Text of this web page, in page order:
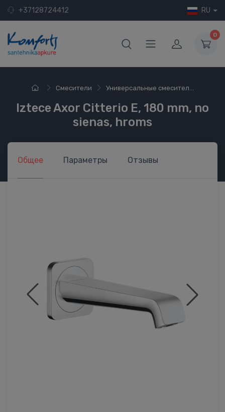
+37128724412 RU
0
Смесители Универсальные смесител...
Iztece Axor Citterio E, 180 mm, no
sienas, hroms
Общее Параметры Отзывы